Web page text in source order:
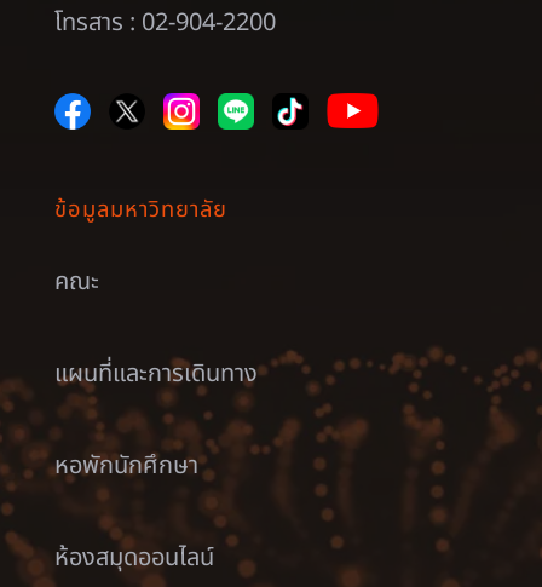
โทรสาร : 02-904-2200
ข้อมูลมหาวิทยาลัย
คณะ
แผนที่และการเดินทาง
หอพักนักศึกษา
ห้องสมุดออนไลน์